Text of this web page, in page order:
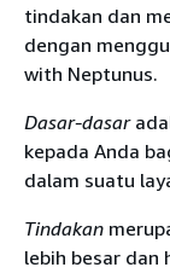
tindakan dan
dengan
with Neptunus.
Dasar-dasar
kepada Anda
dalam suatu
Tindakan
lebih besar dan